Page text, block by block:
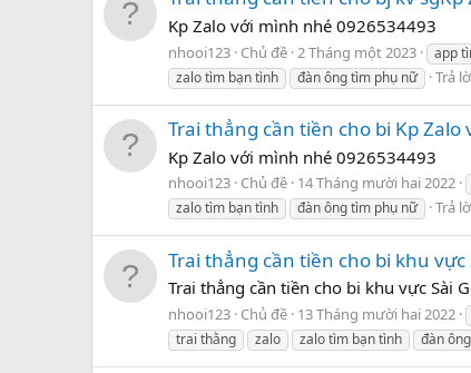
Kp Zalo với mình nhé 0926534493
nhooi123 Chủ đề 2 Tháng một 2023 app
zalo tìm bạn tình
đàn ông tìm phụ nữ Trả
Trai thẳng cần tiền cho bi Kp
Kp Zalo với mình nhé 0926534493
nhooi123 Chủ đề 14 Tháng mười hai 2022
zalo tìm bạn tình
đàn ông tìm phụ nữ Trả
Trai thẳng cần tiền cho bi khu vực
Trai thẳng cần tiền cho bi khu vực Sài
nhooi123 Chủ đề 13 Tháng mười hai 2022
trai thằng
zalo zalo tìm bạn tình đàn